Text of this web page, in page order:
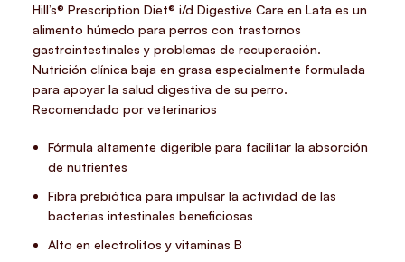
Hill’s® Prescription Diet® i/d Digestive Care en Lata es un
alimento húmedo para perros con trastornos
gastrointestinales y problemas de recuperación.
Nutrición clínica baja en grasa especialmente formulada
para apoyar la salud digestiva de su perro.
Recomendado por veterinarios
Fórmula altamente digerible para facilitar la absorción
de nutrientes
Fibra prebiótica para impulsar la actividad de las
bacterias intestinales beneficiosas
Alto en electrolitos y vitaminas B